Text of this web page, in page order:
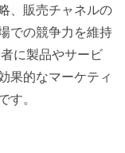
、販売チャネルの
での競争力を維持
に製品やサービ
果的なマーケティ
す。